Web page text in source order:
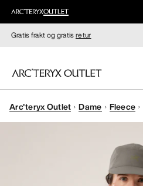
Gratis frakt og gratisretur
DAMER
Arc'teryx Outlet Dame Fleece